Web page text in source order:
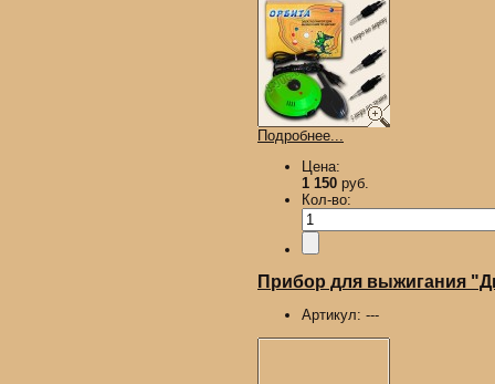
Подробнее...
Цена:
1 150 руб.
Кол-во:
Прибор для выжигания
Артикул: ---